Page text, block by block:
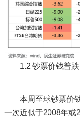
1.2 钞票价钱普跌
本周至球钞票价钱
一次近似于2008年或